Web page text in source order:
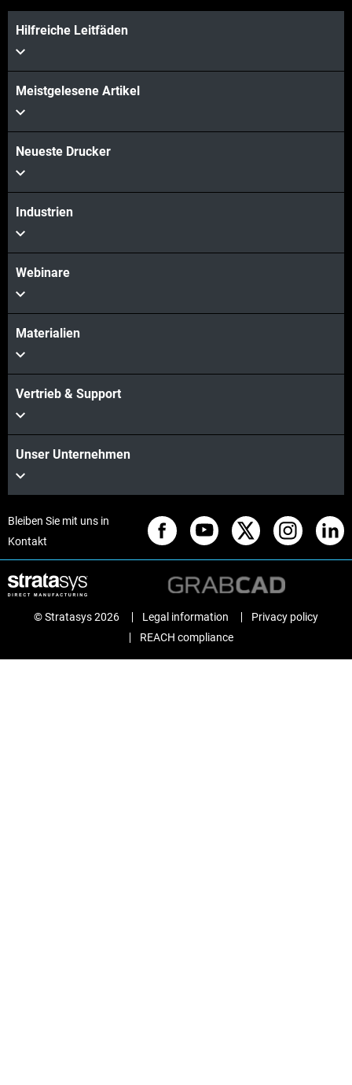
Hilfreiche Leitfäden
Meistgelesene Artikel
Neueste Drucker
Industrien
Webinare
Materialien
Vertrieb & Support
Unser Unternehmen
Bleiben Sie mit uns in
Kontakt
© Stratasys 2026 Legal information
Privacy policy
REACH compliance